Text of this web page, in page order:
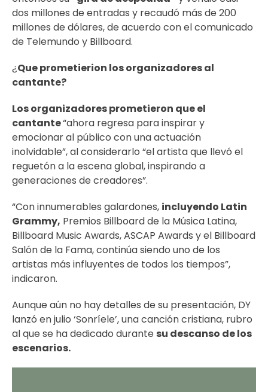
dos millones de entradas y recaudó más de 200
millones de dólares, de acuerdo con el comunicado
de Telemundo y Billboard.
¿Que prometierion los organizadores al
cantante?
Los organizadores prometieron que el
cantante“ahora regresa para inspirar y
emocionar al público con una actuación
inolvidable”, al considerarlo “el artista que llevó el
reguetón a la escena global, inspirando a
generaciones de creadores”.
“Con innumerables galardones, incluyendo Latin
Grammy, Premios Billboard de la Música Latina,
Billboard Music Awards, ASCAP Awards y el Billboard
Salón de la Fama, continúa siendo uno de los
artistas más influyentes de todos los tiempos”,
indicaron.
Aunque aún no hay detalles de su presentación, DY
lanzó en julio ‘Sonríele’, una canción cristiana, rubro
al que se ha dedicado durante su descanso de los
escenarios.